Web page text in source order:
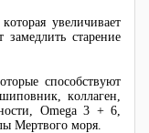
увеличивает
замедлить старение
способствуют
коллаген,
Omega 3 + 6,
Мертвого моря.